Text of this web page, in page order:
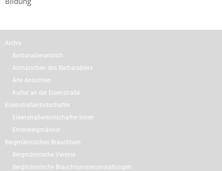
Archiv
Barbarabieranstich
Anmaischen des Barbarabiers
Alte Ansichten
Kultur an der Eisenstraße
Eisenstraßenbotschafter
Eisenstraßenbotschafter:innen
Ehrenbergmänner
Bergmännisches Brauchtum
Bergmännische Vereine
Bergmännische Brauchtumsveranstaltungen